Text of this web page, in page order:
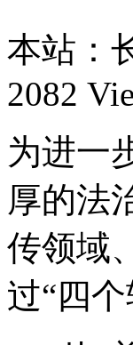
本站：
2082
为进一
厚的法
传领域
过“四